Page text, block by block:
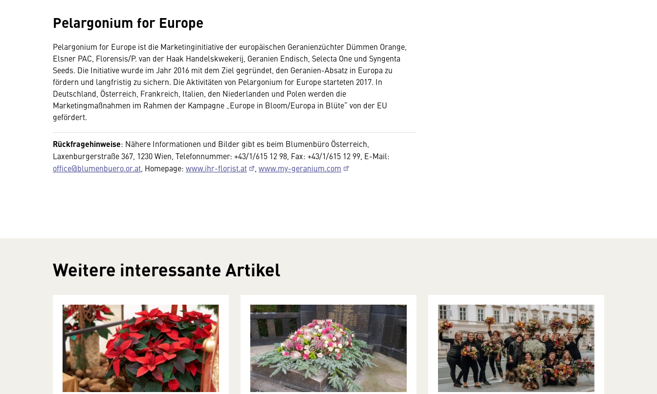
Pelargonium for Europe
Pelargonium for Europe ist die Marketinginitiative der europäischen Geranienzüchter Dümmen Orange,
Elsner PAC, Florensis/P. van der Haak Handelskwekerij, Geranien Endisch, Selecta One und Syngenta
Seeds. Die Initiative wurde im Jahr 2016 mit dem Ziel gegründet, den Geranien-Absatz in Europa zu
fördern und langfristig zu sichern. Die Aktivitäten von Pelargonium for Europe starteten 2017. In
Deutschland, Österreich, Frankreich, Italien, den Niederlanden und Polen werden die
Marketingmaßnahmen im Rahmen der Kampagne „Europe in Bloom/Europa in Blüte“ von der EU
gefördert.
Rückfragehinweise: Nähere Informationen und Bilder gibt es beim Blumenbüro Österreich,
Laxenburgerstraße 367, 1230 Wien, Telefonnummer: +43/1/615 12 98, Fax: +43/1/615 12 99, E-Mail:
office@blumenbuero.or.at , Homepage: www.ihr-florist.at www.my-geranium.com
Weitere interessante Artikel